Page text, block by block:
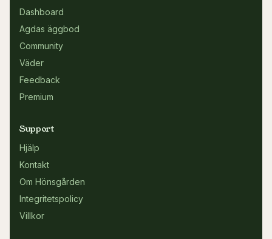
Dashboard
Agdas äggbod
Community
Väder
Feedback
Premium
Support
Hjälp
Kontakt
Om Hönsgården
Integritetspolicy
Villkor